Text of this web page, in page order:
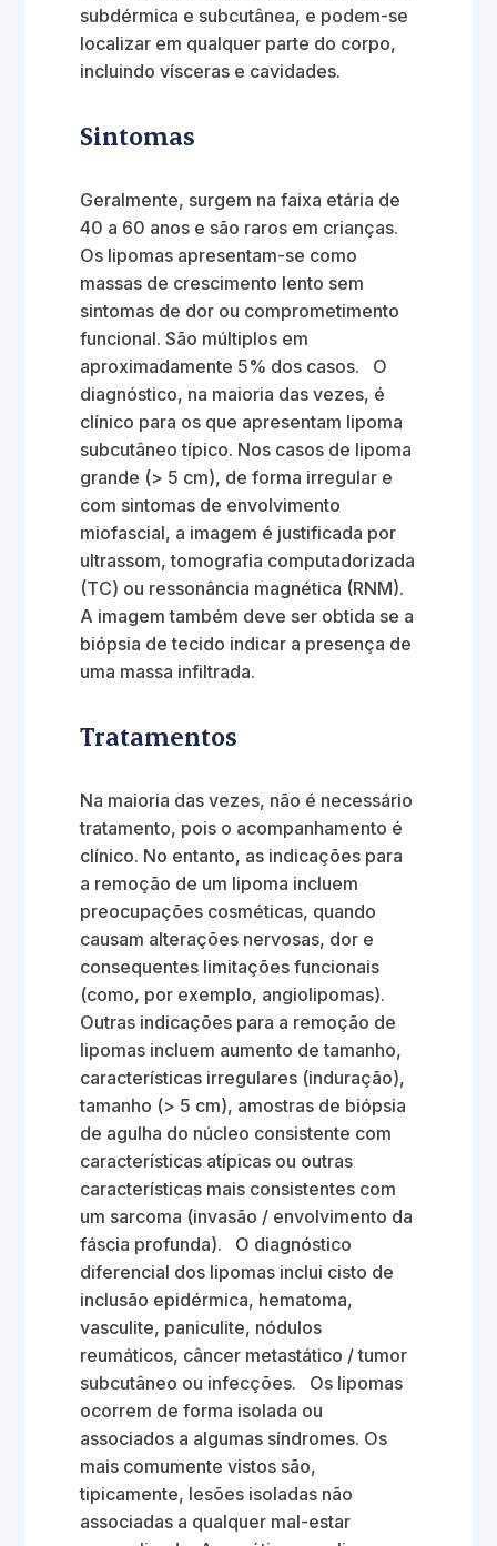
subdérmica e subcutânea, e podem-se
localizar em qualquer parte do corpo,
incluindo vísceras e cavidades.
Sintomas
Geralmente, surgem na faixa etária de
40 a 60 anos e são raros em crianças.
Os lipomas apresentam-se como
massas de crescimento lento sem
sintomas de dor ou comprometimento
funcional. São múltiplos em
aproximadamente 5% dos casos. O
diagnóstico, na maioria das vezes, é
clínico para os que apresentam lipoma
subcutâneo típico. Nos casos de lipoma
grande (> 5 cm), de forma irregular e
com sintomas de envolvimento
miofascial, a imagem é justificada por
ultrassom, tomografia computadorizada
(TC) ou ressonância magnética (RNM).
A imagem também deve ser obtida se a
biópsia de tecido indicar a presença de
uma massa infiltrada.
Tratamentos
Na maioria das vezes, não é necessário
tratamento, pois o acompanhamento é
clínico. No entanto, as indicações para
a remoção de um lipoma incluem
preocupações cosméticas, quando
causam alterações nervosas, dor e
consequentes limitações funcionais
(como, por exemplo, angiolipomas).
Outras indicações para a remoção de
lipomas incluem aumento de tamanho,
características irregulares (induração),
tamanho (> 5 cm), amostras de biópsia
de agulha do núcleo consistente com
características atípicas ou outras
características mais consistentes com
um sarcoma (invasão / envolvimento da
fáscia profunda). O diagnóstico
diferencial dos lipomas inclui cisto de
inclusão epidérmica, hematoma,
vasculite, paniculite, nódulos
reumáticos, câncer metastático / tumor
subcutâneo ou infecções. Os lipomas
ocorrem de forma isolada ou
associados a algumas síndromes. Os
mais comumente vistos são,
tipicamente, lesões isoladas não
associadas a qualquer mal-estar